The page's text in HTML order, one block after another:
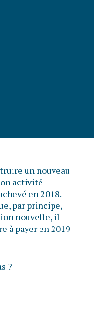
un nouveau
activité
en 2018.
par principe,
nouvelle, il
à payer en 2019
?